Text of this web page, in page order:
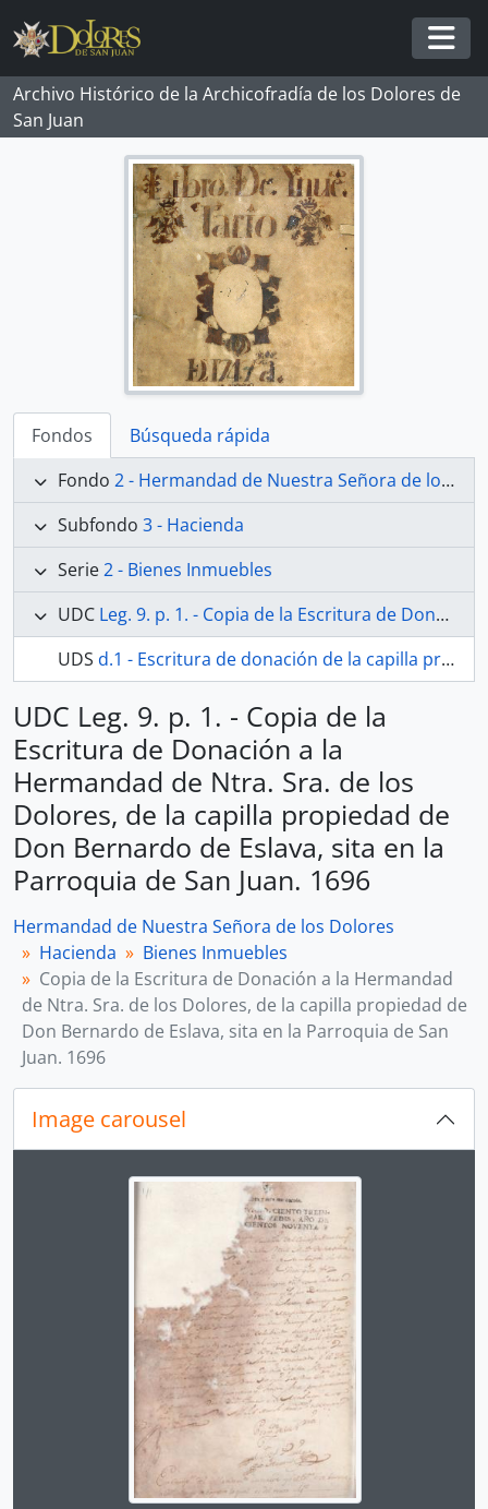
Skip to main content
Archivo Histórico de la Archicofradía de los Dolores de
San Juan
Fondos
Búsqueda rápida
Fondo 2 - Hermandad de Nuestra Señora de los Dolores
Subfondo 3 - Hacienda
Serie2 - Bienes Inmuebles
UDC Leg. 9. p. 1. - Copia de la Escritura de Donación a la Hermandad de Ntra. Sra. de los Dolores, de la capilla propiedad de Don Bernardo de Eslava, sita en la Parroquia de San Juan. 1696
UDS d.1 - Escritura de donación de la capilla propiedad de Don Bernardo de Eslava
UDC Leg. 9. p. 1. - Copia de la
Escritura de Donación a la
Hermandad de Ntra. Sra. de los
Dolores, de la capilla propiedad de
Don Bernardo de Eslava, sita en la
Parroquia de San Juan. 1696
Hermandad de Nuestra Señora de los Dolores
Hacienda
Bienes Inmuebles
Copia de la Escritura de Donación a la Hermandad
de Ntra. Sra. de los Dolores, de la capilla propiedad de
Don Bernardo de Eslava, sita en la Parroquia de San
Juan. 1696
Image carousel
Changing the current slide of this carousel will